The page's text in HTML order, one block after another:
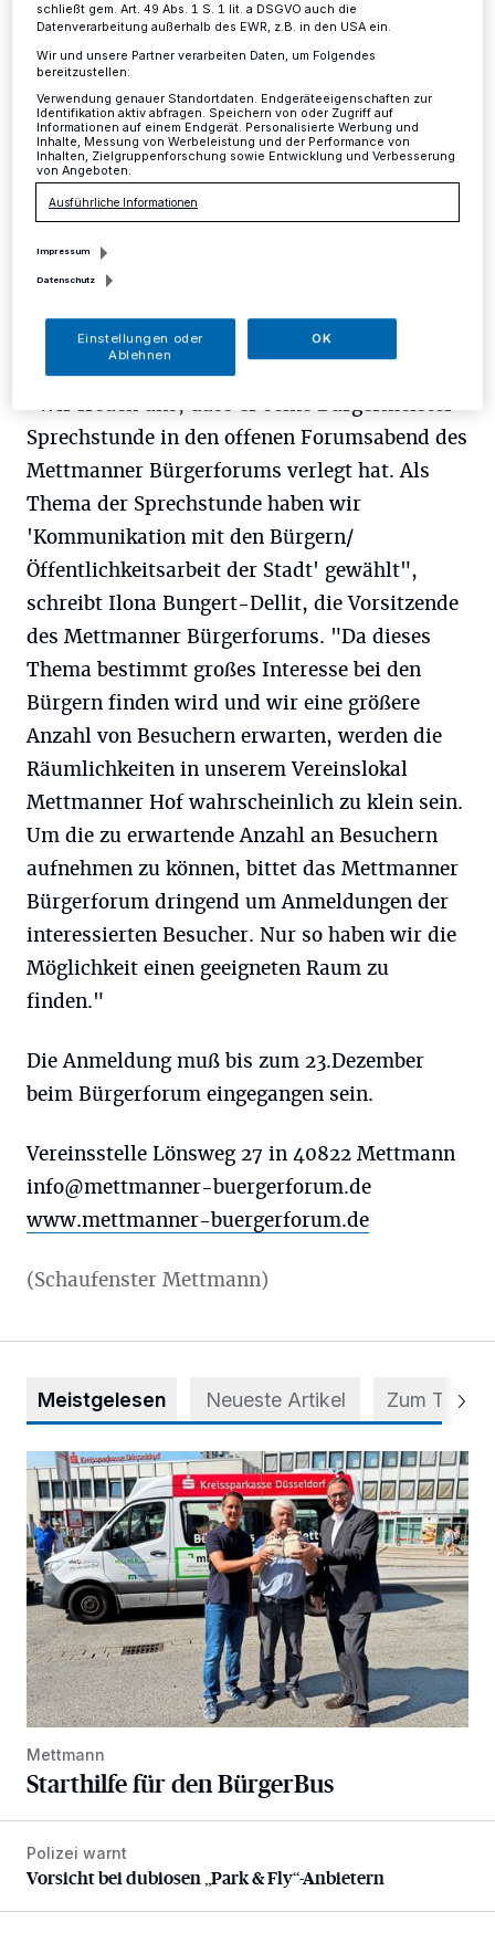
voraus: Am 10. Januar begrüßt das Mettmanner
Thomas Dinkelmann.
01.12.2016 , 12:53 Uhr
"Wir freuen uns, dass er seine Bürgermeister-
Sprechstunde in den offenen Forumsabend des
Mettmanner Bürgerforums verlegt hat. Als
Thema der Sprechstunde haben wir
'Kommunikation mit den Bürgern/
Öffentlichkeitsarbeit der Stadt' gewählt",
schreibt Ilona Bungert-Dellit, die Vorsitzende
des Mettmanner Bürgerforums. "Da dieses
Thema bestimmt großes Interesse bei den
Bürgern finden wird und wir eine größere
Anzahl von Besuchern erwarten, werden die
Räumlichkeiten in unserem Vereinslokal
Mettmanner Hof wahrscheinlich zu klein sein.
Um die zu erwartende Anzahl an Besuchern
aufnehmen zu können, bittet das Mettmanner
Bürgerforum dringend um Anmeldungen der
interessierten Besucher. Nur so haben wir die
Möglichkeit einen geeigneten Raum zu
finden."
Die Anmeldung muß bis zum 23.Dezember
beim Bürgerforum eingegangen sein.
Vereinsstelle Lönsweg 27 in 40822 Mettmann
info@mettmanner-buergerforum.de
www.mettmanner-buergerforum.de
(Schaufenster Mettmann)
Meistgelesen Neueste Artikel Zum Thema
Starthilfe für den BürgerBus
Mettmann
Starthilfe für den BürgerBus
Vorsicht bei dubiosen „Park & Fly“-Anbietern
Polizei warnt
Vorsicht bei dubiosen „Park & Fly“-Anbietern
schließt gem. Art. 49 Abs. 1 S. 1 lit. a DSGVO auch die
Datenverarbeitung außerhalb des EWR, z.B. in den USA ein.
Wir und unsere Partner verarbeiten Daten, um Folgendes
bereitzustellen:
Verwendung genauer Standortdaten. Endgeräteeigenschaften zur
Identifikation aktiv abfragen. Speichern von oder Zugriff auf
Informationen auf einem Endgerät. Personalisierte Werbung und
Inhalte, Messung von Werbeleistung und der Performance von
Inhalten, Zielgruppenforschung sowie Entwicklung und Verbesserung
von Angeboten.
Ausführliche Informationen
Impressum
Datenschutz
Einstellungen oder
Ablehnen
OK